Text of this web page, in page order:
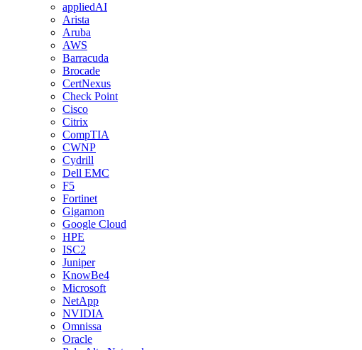
appliedAI
Arista
Aruba
AWS
Barracuda
Brocade
CertNexus
Check Point
Cisco
Citrix
CompTIA
CWNP
Cydrill
Dell EMC
F5
Fortinet
Gigamon
Google Cloud
HPE
ISC2
Juniper
KnowBe4
Microsoft
NetApp
NVIDIA
Omnissa
Oracle